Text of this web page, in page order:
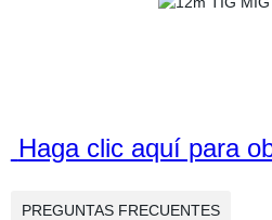
Haga clic aquí para
PREGUNTAS FRECUENTES